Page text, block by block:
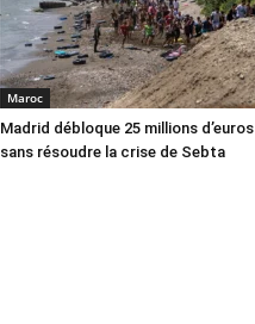
Maroc
Madrid débloque 25 millions d’euros
sans résoudre la crise de Sebta